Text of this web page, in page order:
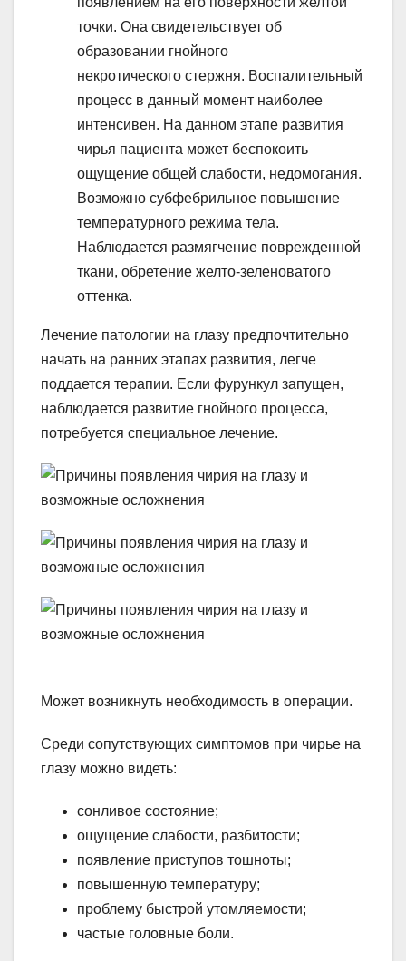
точки. Она свидетельствует об
образовании гнойного
некротического стержня. Воспалительный
процесс в данный момент наиболее
интенсивен. На данном этапе развития
чирья пациента может беспокоить
ощущение общей слабости, недомогания.
Возможно субфебрильное повышение
температурного режима тела.
Наблюдается размягчение поврежденной
ткани, обретение желто-зеленоватого
оттенка.
Лечение патологии на глазу предпочтительно
начать на ранних этапах развития, легче
поддается терапии. Если фурункул запущен,
наблюдается развитие гнойного процесса,
потребуется специальное лечение.
Может возникнуть необходимость в операции.
Среди сопутствующих симптомов при чирье на
глазу можно видеть:
сонливое состояние;
ощущение слабости, разбитости;
появление приступов тошноты;
повышенную температуру;
проблему быстрой утомляемости;
частые головные боли.